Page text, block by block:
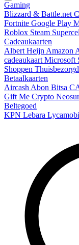
Gaming
Blizzard & Battle.net
Fortnite Google Play
Roblox Steam
Cadeaukaarten
Albert Heijn Amazon
cadeaukaart Microsoft
Shoppen Thuisbezorgd
Betaalkaarten
Aircash Abon Bitsa
Gift Me Crypto
Beltegoed
KPN Lebara